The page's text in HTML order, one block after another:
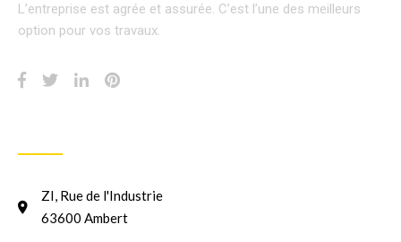
L’entreprise est agrée et assurée. C’est l’une des meilleurs
option pour vos travaux.
ZI, Rue de l'Industrie
63600 Ambert